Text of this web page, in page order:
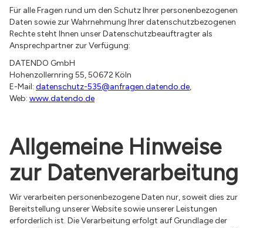
Für alle Fragen rund um den Schutz Ihrer personenbezogenen
Daten sowie zur Wahrnehmung Ihrer datenschutzbezogenen
Rechte steht Ihnen unser Datenschutzbeauftragter als
Ansprechpartner zur Verfügung:
DATENDO GmbH
Hohenzollernring 55, 50672 Köln
E-Mail: datenschutz-535@anfragen.datendo.de,
Web: www.datendo.de
Allgemeine Hinweise
zur Datenverarbeitung
Wir verarbeiten personenbezogene Daten nur, soweit dies zur
Bereitstellung unserer Website sowie unserer Leistungen
erforderlich ist. Die Verarbeitung erfolgt auf Grundlage der